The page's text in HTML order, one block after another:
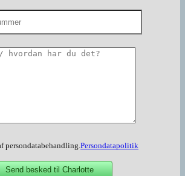
persondatabehandling.Persondatapolitik